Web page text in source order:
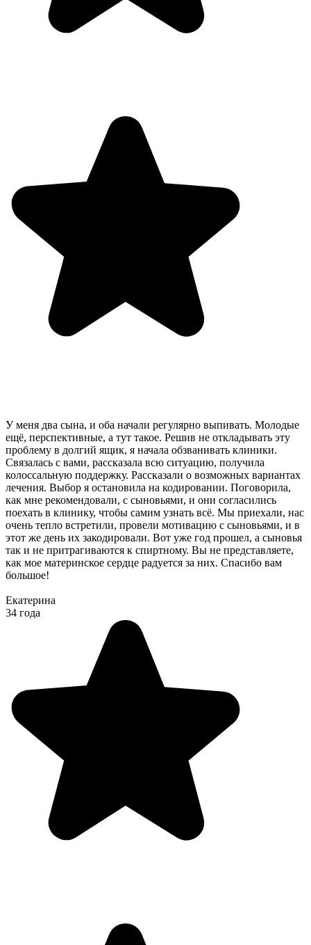
У меня два сына, и оба начали регулярно выпивать. Молодые
ещё, перспективные, а тут такое. Решив не откладывать эту
проблему в долгий ящик, я начала обзванивать клиники.
Связалась с вами, рассказала всю ситуацию, получила
колоссальную поддержку. Рассказали о возможных вариантах
лечения. Выбор я остановила на кодировании. Поговорила,
как мне рекомендовали, с сыновьями, и они согласились
поехать в клинику, чтобы самим узнать всё. Мы приехали, нас
очень тепло встретили, провели мотивацию с сыновьями, и в
этот же день их закодировали. Вот уже год прошел, а сыновья
так и не притрагиваются к спиртному. Вы не представляете,
как мое материнское сердце радуется за них. Спасибо вам
большое!
Екатерина
34 года